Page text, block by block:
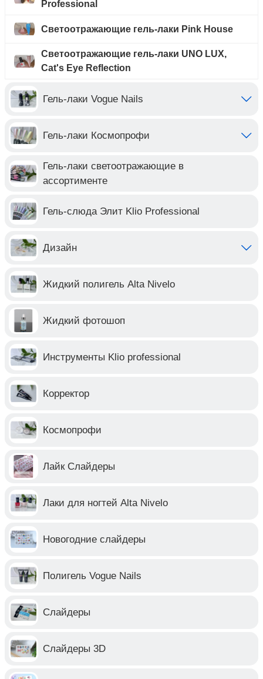
Professional
Светоотражающие гель-лаки Pink House
Светоотражающие гель-лаки UNO LUX,
Cat's Eye Reflection
Гель-лаки Vogue Nails
Гель-лаки Космопрофи
Гель-лаки светоотражающие в
ассортименте
Гель-слюда Элит Klio Professional
Дизайн
Жидкий полигель Alta Nivelo
Жидкий фотошоп
Инструменты Klio professional
Корректор
Космопрофи
Лайк Слайдеры
Лаки для ногтей Alta Nivelo
Новогодние слайдеры
Полигель Vogue Nails
Слайдеры
Слайдеры 3D